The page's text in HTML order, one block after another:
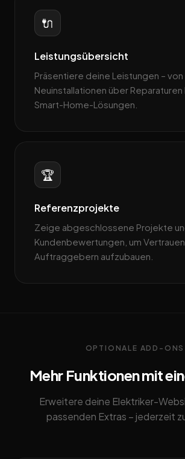
🔌
Leistungsübersicht
Präsentiere deine Leistungen – von
Neuinstallationen über Reparaturen
Smart-Home-Lösungen.
🏆
Referenzprojekte
Zeige abgeschlossene Projekte
Kundenbewertungen, um
Auftraggebern aufzubauen.
OPTIONALE ADD-ONS
Mehr Funktionen mit
Erweitere deine Elektriker-
passenden Extras – jederzeit